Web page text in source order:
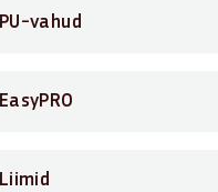
PU-vahud
EasyPRO
Liimid